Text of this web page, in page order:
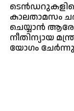
കാലതാമസം
ചെയ്യാൻ
നീതിന്യായ
യോഗം ചേർന്നു